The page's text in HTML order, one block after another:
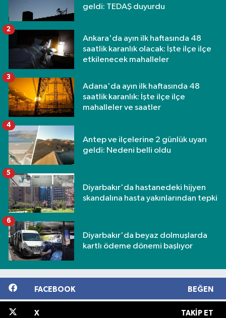
geldi: TEDAŞ duyurdu
Ankara'da ayın ilk haftasında 48
saatlik karanlık olacak: İşte ilçe ilçe
etkilenecek mahalleler
2
Adana'da ayın ilk haftasında 48
saatlik karanlık: İşte ilçe ilçe
mahalleler ve saatler
3
Antep ve ilçelerine 2 günlük uyarı
geldi: Nedeni belli oldu
4
Diyarbakır'da hastanedeki hijyen
skandalına hasta yakınlarından tepki
5
Diyarbakır'da beyaz dolmuşlarda
kartlı ödeme dönemi başlıyor
6
FACEBOOK BEĞEN
X TAKIP ET